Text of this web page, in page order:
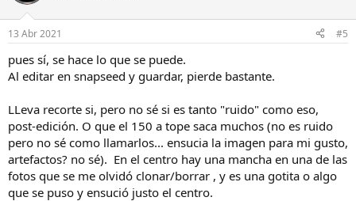
13 Abr 2021 #5
pues sí, se hace lo que se puede.
Al editar en snapseed y guardar, pierde bastante.
LLeva recorte si, pero no sé si es tanto "ruido" como eso,
post-edición. O que el 150 a tope saca muchos (no es ruido
pero no sé como llamarlos... ensucia la imagen para mi gusto,
artefactos? no sé). En el centro hay una mancha en una de las
fotos que se me olvidó clonar/borrar , y es una gotita o algo
que se puso y ensució justo el centro.